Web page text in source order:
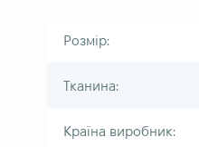
Розмір:
Тканина:
Країна виробник: